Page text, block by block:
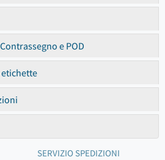
e POD
etichette
SERVIZIO SPEDIZIONI